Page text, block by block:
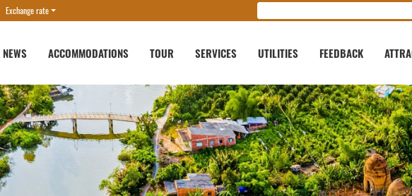
Exchange rate
NEWS ACCOMMODATIONS TOUR SERVICES UTILITIES FEEDBACK